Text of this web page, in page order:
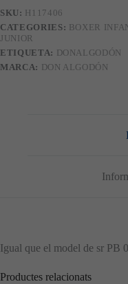
SKU: H117406
CATEGORIES: BOXER
JUNIOR
ETIQUETA: DONALGODÓN
MARCA: DON ALGODÓN
Igual que el model de sr PB
Productes relacionats